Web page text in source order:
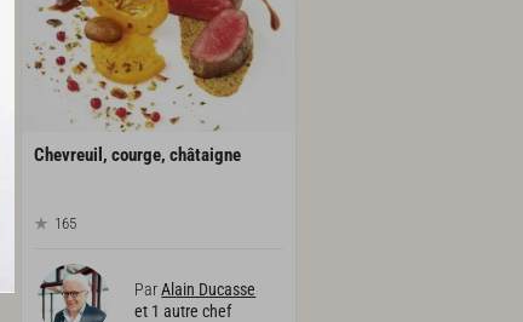
Chevreuil, courge, châtaigne
165
ParAlain Ducasse
et 1 autre chef